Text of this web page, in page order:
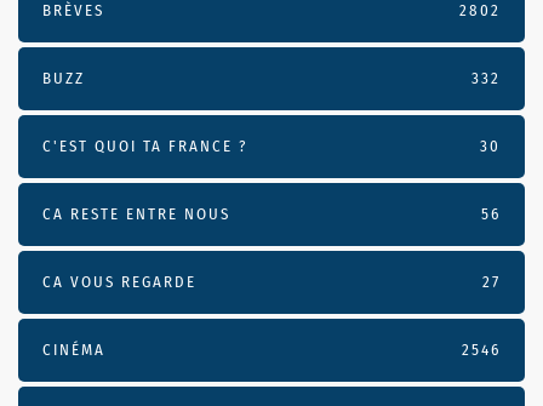
BRÈVES 2802
BUZZ 332
C'EST QUOI TA FRANCE ? 30
CA RESTE ENTRE NOUS 56
CA VOUS REGARDE 27
CINÉMA 2546